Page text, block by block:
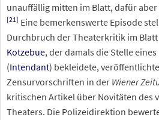
unauffällig mitten im Blatt, dafür
[21] Eine bemerkenswerte Episode
Durchbruch der Theaterkritik im Blatt
Kotzebue, der damals die Stelle
(Intendant) bekleidete,
Zensurvorschriften in der Wiener
kritischen Artikel über Novitäten des
Theaters. Die Polizeidirektion